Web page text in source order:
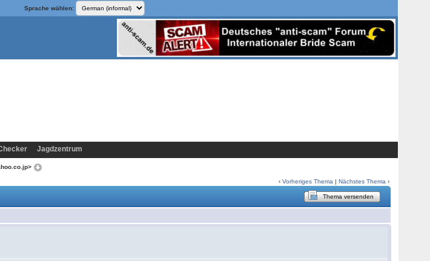
Sprache wählen:
Jagdzentrum
‹Vorheriges Thema |Nächstes Thema ›
Thema versenden